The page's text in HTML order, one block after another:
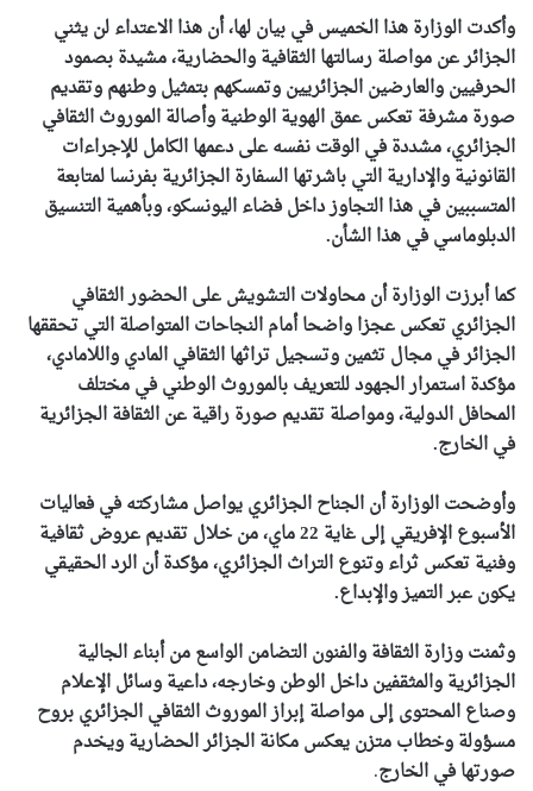
وأكدت الوزارة هذا الخميس في بيان لها، أن هذا الاعتداء لن يثني
الجزائر عن مواصلة رسالتها الثقافية والحضارية، مشيدة بصمود
الحرفيين والعارضين الجزائريين وتمسكهم بتمثيل وطنهم وتقديم
صورة مشرفة تعكس عمق الهوية الوطنية وأصالة الموروث الثقافي
الجزائري، مشددة في الوقت نفسه على دعمها الكامل للإجراءات
القانونية والإدارية التي باشرتها السفارة الجزائرية بفرنسا لمتابعة
المتسببين في هذا التجاوز داخل فضاء اليونسكو، وبأهمية التنسيق
الدبلوماسي في هذا الشأن.
كما أبرزت الوزارة أن محاولات التشويش على الحضور الثقافي
الجزائري تعكس عجزا واضحا أمام النجاحات المتواصلة التي تحققها
الجزائر في مجال تثمين وتسجيل تراثها الثقافي المادي واللامادي،
مؤكدة استمرار الجهود للتعريف بالموروث الوطني في مختلف
المحافل الدولية، ومواصلة تقديم صورة راقية عن الثقافة الجزائرية
في الخارج.
وأوضحت الوزارة أن الجناح الجزائري يواصل مشاركته في فعاليات
الأسبوع الإفريقي إلى غاية 22 ماي، من خلال تقديم عروض ثقافية
وفنية تعكس ثراء وتنوع التراث الجزائري، مؤكدة أن الرد الحقيقي
يكون عبر التميز والإبداع.
وثمنت وزارة الثقافة والفنون التضامن الواسع من أبناء الجالية
الجزائرية والمثقفين داخل الوطن وخارجه، داعية وسائل الإعلام
وصناع المحتوى إلى مواصلة إبراز الموروث الثقافي الجزائري بروح
مسؤولة وخطاب متزن يعكس مكانة الجزائر الحضارية ويخدم
صورتها في الخارج.